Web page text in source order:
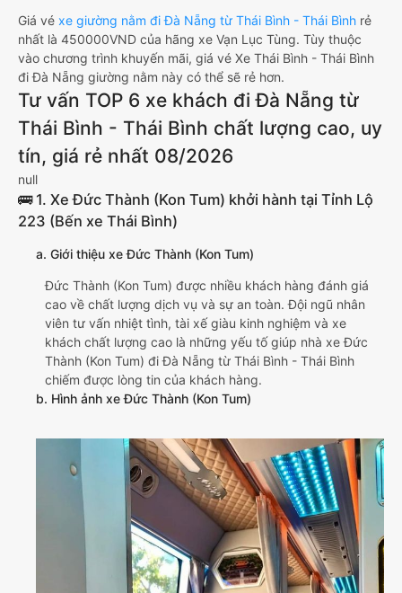
Giá vé xe giường nằm đi Đà Nẵng từ Thái Bình - Thái Bình rẻ
nhất là 450000VND của hãng xe Vạn Lục Tùng. Tùy thuộc
vào chương trình khuyến mãi, giá vé Xe Thái Bình - Thái Bình
đi Đà Nẵng giường nằm này có thể sẽ rẻ hơn.
Tư vấn TOP 6 xe khách đi Đà Nẵng từ
Thái Bình - Thái Bình chất lượng cao, uy
tín, giá rẻ nhất 08/2026
null
🚌 1. Xe Đức Thành (Kon Tum) khởi hành tại Tỉnh Lộ
223 (Bến xe Thái Bình)
a. Giới thiệu xe Đức Thành (Kon Tum)
Đức Thành (Kon Tum) được nhiều khách hàng đánh giá
cao về chất lượng dịch vụ và sự an toàn. Đội ngũ nhân
viên tư vấn nhiệt tình, tài xế giàu kinh nghiệm và xe
khách chất lượng cao là những yếu tố giúp nhà xe Đức
Thành (Kon Tum) đi Đà Nẵng từ Thái Bình - Thái Bình
chiếm được lòng tin của khách hàng.
b. Hình ảnh xe Đức Thành (Kon Tum)